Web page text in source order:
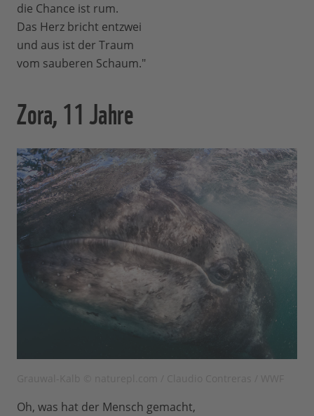
die Chance ist rum.
Das Herz bricht entzwei
und aus ist der Traum
vom sauberen Schaum."
Zora, 11 Jahre
Oh, was hat der Mensch gemacht,